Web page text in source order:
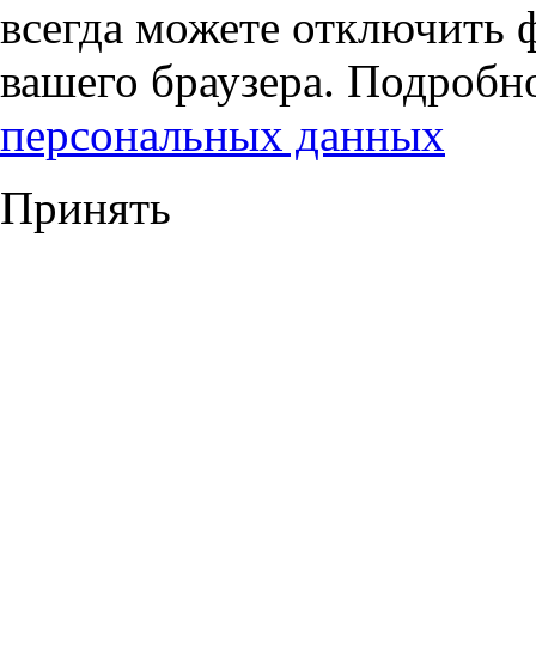
всегда можете отключить
вашего браузера.
персональных данных
Принять